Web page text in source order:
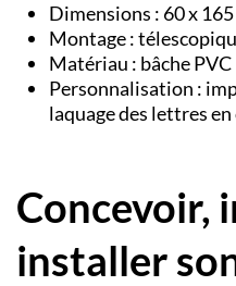
Dimensions : 60 x
Montage :
Matériau : bâche PVC
Personnalisation :
laquage des lettres
Concevoir,
installer